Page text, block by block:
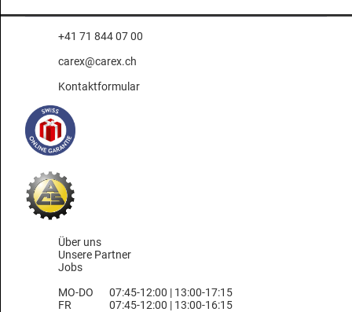
+41 71 844 07 00
carex@carex.ch
Kontaktformular
Über uns
Unsere Partner
Jobs
MO-DO
FR
07:45-12:00 | 13:00-17:15
07:45-12:00 | 13:00-16:15